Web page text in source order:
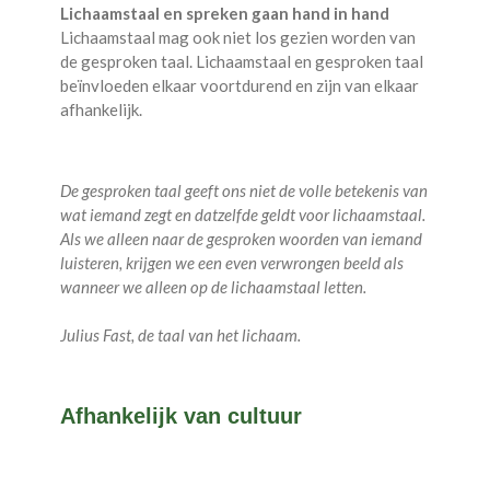
Lichaamstaal en spreken gaan hand in hand
Lichaamstaal mag ook niet los gezien worden van
de gesproken taal. Lichaamstaal en gesproken taal
beïnvloeden elkaar voortdurend en zijn van elkaar
afhankelijk.
De gesproken taal geeft ons niet de volle betekenis van
wat iemand zegt en datzelfde geldt voor lichaamstaal.
Als we alleen naar de gesproken woorden van iemand
luisteren, krijgen we een even verwrongen beeld als
wanneer we alleen op de lichaamstaal letten.
Julius Fast, de taal van het lichaam.
Afhankelijk van cultuur